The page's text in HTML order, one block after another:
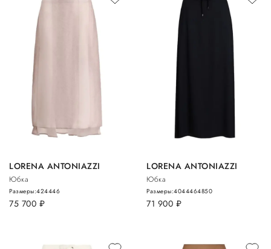
LORENA ANTONIAZZI
Юбка
75 700 руб.
Размеры:424446
LORENA ANTONIAZZI
Юбка
71 900 руб.
Размеры:4044464850